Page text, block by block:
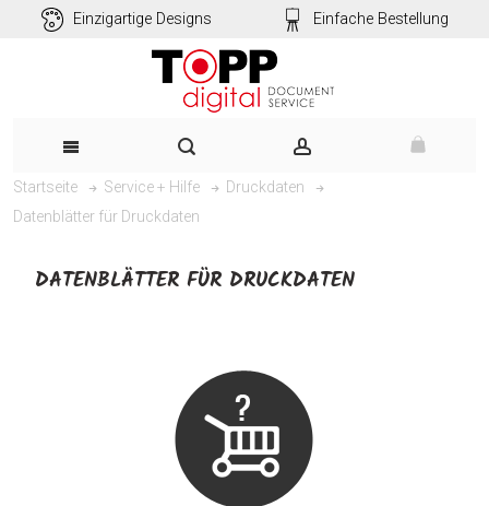
Einzigartige Designs Einfache Bestellung
Startseite Service + Hilfe
Druckdaten
Datenblätter für Druckdaten
DATENBLÄTTER FÜR DRUCKDATEN